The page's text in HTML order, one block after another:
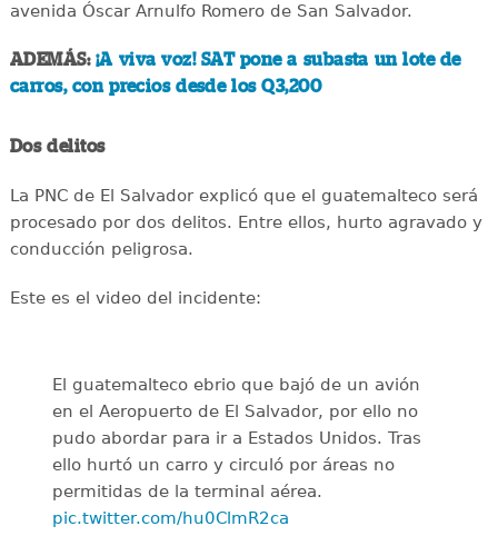
avenida Óscar Arnulfo Romero de San Salvador.
ADEMÁS:¡A viva voz! SAT pone a subasta un lote de
carros, con precios desde los Q3,200
Dos delitos
La PNC de El Salvador explicó que el guatemalteco será
procesado por dos delitos. Entre ellos, hurto agravado y
conducción peligrosa.
Este es el video del incidente:
El guatemalteco ebrio que bajó de un avión
en el Aeropuerto de El Salvador, por ello no
pudo abordar para ir a Estados Unidos. Tras
ello hurtó un carro y circuló por áreas no
permitidas de la terminal aérea.
pic.twitter.com/hu0ClmR2ca